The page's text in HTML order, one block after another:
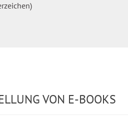
VON E-BOOKS